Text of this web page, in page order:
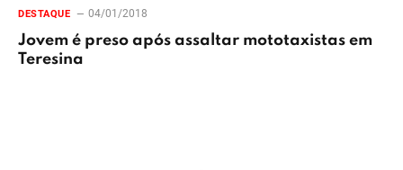
DESTAQUE 04/01/2018
Jovem é preso após assaltar mototaxistas em
Teresina